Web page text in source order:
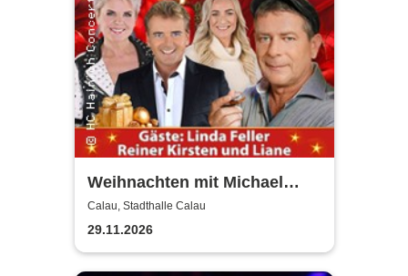
Weihnachten mit Michael
Hirte 2026
Calau, Stadthalle Calau
29.11.2026